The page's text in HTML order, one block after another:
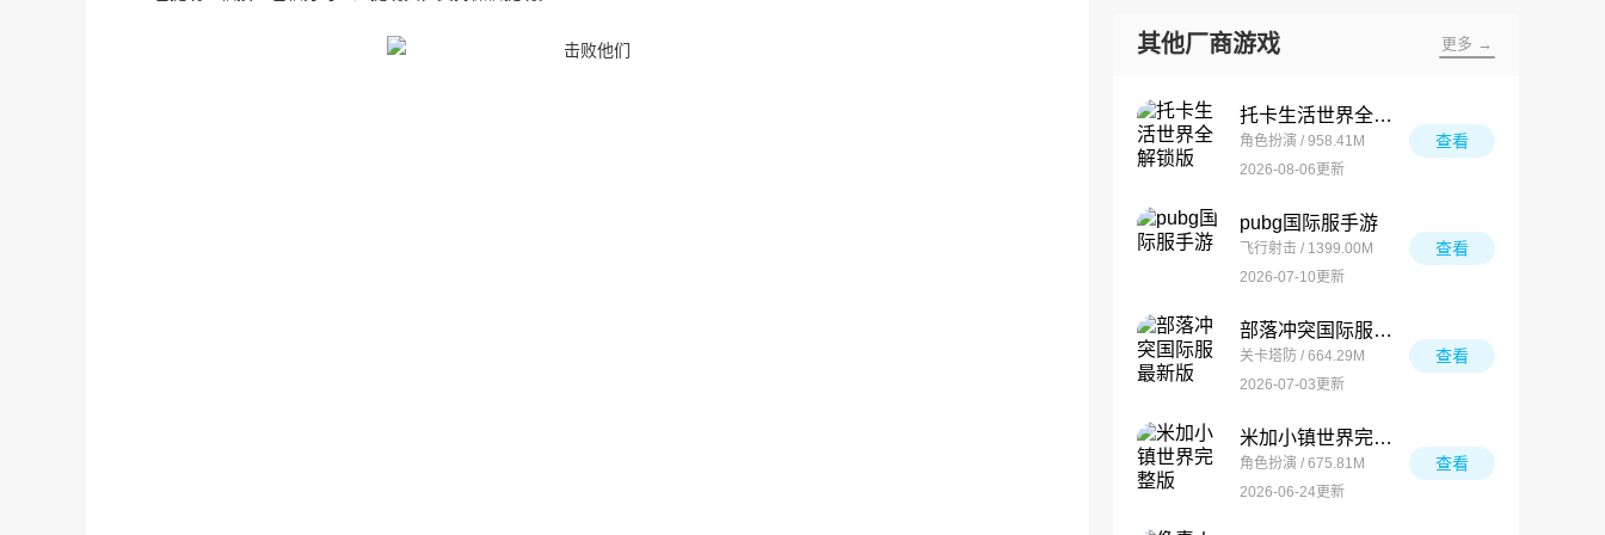
其他厂商游戏 更多 →
托卡生活世界全解锁版
角色扮演 / 958.41M
2026-08-06更新
查看
pubg国际服手游
飞行射击 / 1399.00M
2026-07-10更新
查看
部落冲突国际服最新版
关卡塔防 / 664.29M
2026-07-03更新
查看
米加小镇世界完整版
角色扮演 / 675.81M
2026-06-24更新
查看